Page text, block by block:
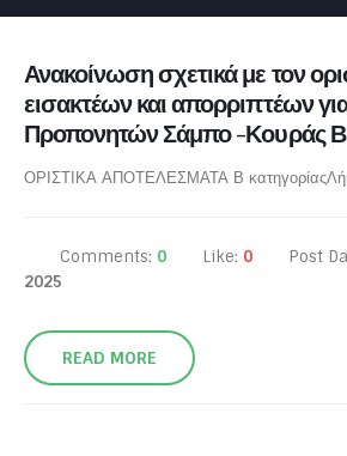
Ανακοίνωση σχετικά με τον
εισακτέων και απορριπτέων
Προπονητών Σάμπο -Κουράς Β’
ΟΡΙΣΤΙΚΑ ΑΠΟΤΕΛΕΣΜΑΤΑ Β
Comments: 0 Like: 0 Post
2025
READ MORE